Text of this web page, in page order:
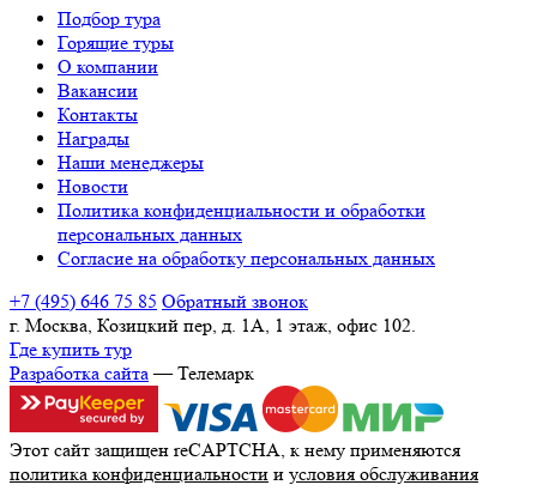
Подбор тура
Горящие туры
О компании
Вакансии
Контакты
Награды
Наши менеджеры
Новости
Политика конфиденциальности и обработки
персональных данных
Согласие на обработку персональных данных
+7 (495) 646 75 85 Обратный звонок
г. Москва, Козицкий пер, д. 1А, 1 этаж, офис 102.
Где купить тур
Разработка сайта— Телемарк
Этот сайт защищен reCAPTCHA, к нему применяются
политика конфиденциальности и условия обслуживания